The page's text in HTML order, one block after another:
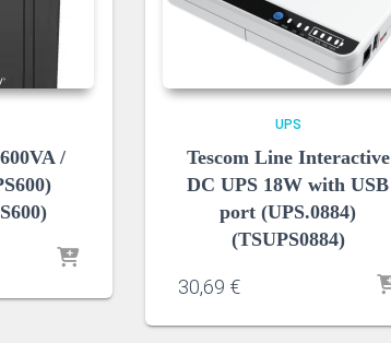
/
UPS
Tescom Line Interactive
DC UPS 18W with USB
port (UPS.0884)
(TSUPS0884)
30,69 €